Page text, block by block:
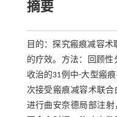
摘要
目的：探究瘢痕减容
的疗效。方法：回顾性
收治的31例中-大型瘢
次接受瘢痕减容术联合
进行曲安奈德局部注射